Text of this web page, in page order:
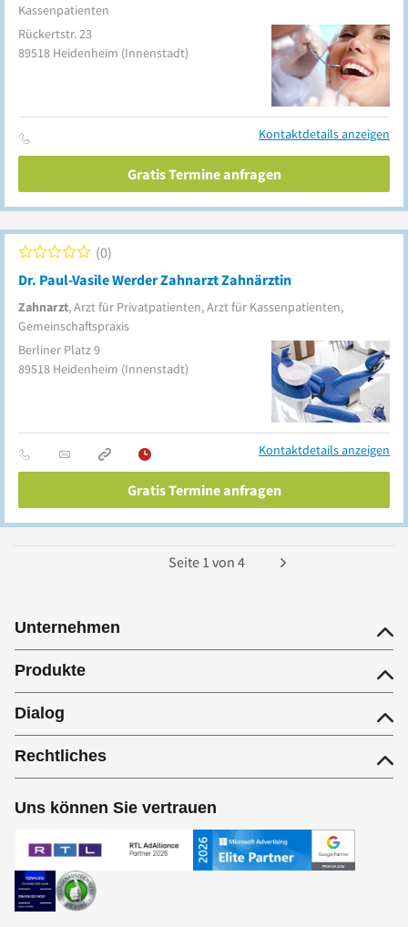
Kassenpatienten
Rückertstr. 23
89518 Heidenheim (Innenstadt)
Kontaktdetails anzeigen
Gratis Termine anfragen
Dr. Paul-Vasile Werder Zahnarzt Zahnärztin
Zahnarzt, Arzt für Privatpatienten, Arzt für Kassenpatienten,
Gemeinschaftspraxis
0
Berliner Platz 9
89518 Heidenheim (Innenstadt)
Kontaktdetails anzeigen
Gratis Termine anfragen
Seite 1 von 4
Unternehmen
Produkte
Dialog
Rechtliches
Uns können Sie vertrauen